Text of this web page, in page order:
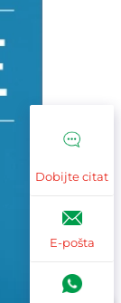
Dobijte citat
E-pošta